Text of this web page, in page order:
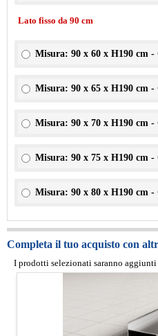
Lato fisso da 90 cm
Misura: 90 x 60 x H190 cm -
Misura: 90 x 65 x H190 cm -
Misura: 90 x 70 x H190 cm -
Misura: 90 x 75 x H190 cm -
Misura: 90 x 80 x H190 cm -
Completa il tuo acquisto con
I prodotti selezionati saranno aggiunti